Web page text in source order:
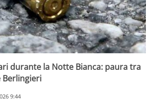
durante la Notte Bianca: paura tra
Berlingieri
9:44